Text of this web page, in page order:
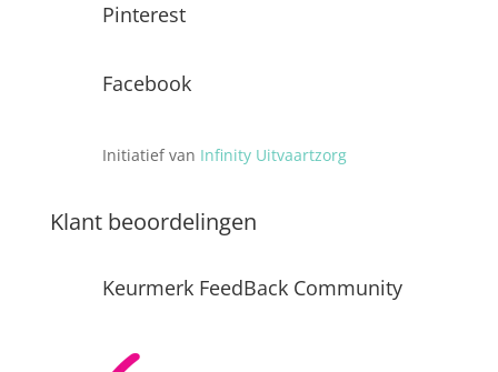
Pinterest
Facebook
Initiatief van Infinity Uitvaartzorg
Klant beoordelingen
Keurmerk FeedBack Community